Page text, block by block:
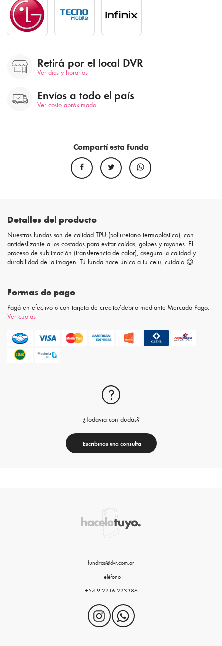
Retirá por el local DVR
Ver días y horarios
Envíos a todo el país
Ver costo apróximado
Compartí esta funda
Detalles del producto
Nuestras fundas son de calidad TPU (poliuretano termoplástico), con
antideslizante a los costados para evitar caídas, golpes y rayones. El
proceso de sublimación (transferencia de calor), asegura la calidad y
durabilidad de la imagen. Tú funda hace único a tu celu, cuidalo 😉
Formas de pago
Pagá en efectivo o con tarjeta de credito/debito mediante Mercado Pago.
Ver cuotas
¿Todavia con dudas?
Escribinos una consulta
funditas@dvr.com.ar
Teléfono
+54 9 2216 223386